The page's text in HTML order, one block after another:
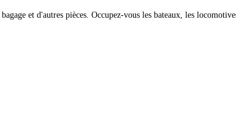
et d'autres pièces. Occupez-vous les bateaux, les